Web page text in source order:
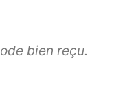
bien reçu.